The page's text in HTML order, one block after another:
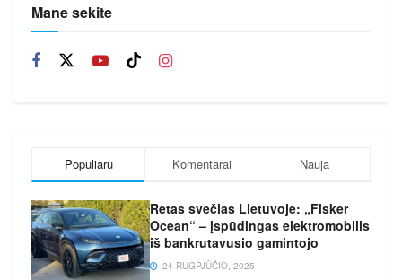
Mane sekite
Populiaru Komentarai Nauja
Retas svečias Lietuvoje: „Fisker
Ocean“ – įspūdingas elektromobilis
iš bankrutavusio gamintojo
24 RUGPJŪČIO, 2025